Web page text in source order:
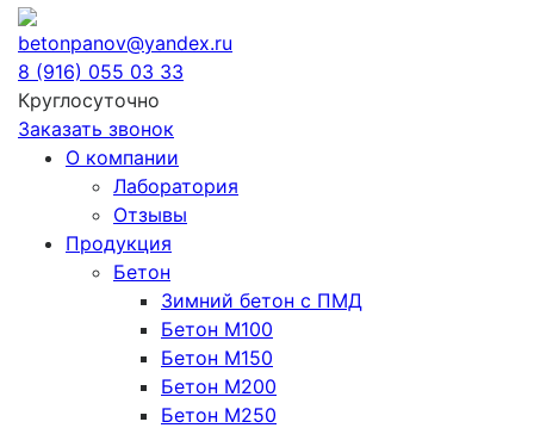
betonpanov@yandex.ru
8 (916) 055 03 33
Круглосуточно
Заказать звонок
О компании
Лаборатория
Отзывы
Продукция
Бетон
Зимний бетон с ПМД
Бетон М100
Бетон М150
Бетон М200
Бетон М250